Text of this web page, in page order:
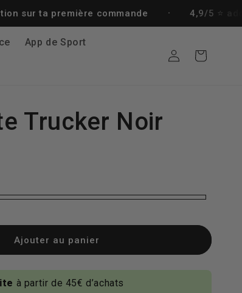
commande · 4,9/5 ⭐️ adopté par +
App de Sport
connecte
Panier
Trucker Noir
Ajouter au panier
à partir de 45€ d’achats